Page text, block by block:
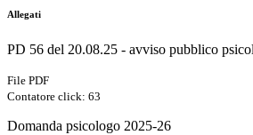
Allegati
PD 56 del 20.08.25 - avviso pubblico
File PDF
Contatore click: 63
Domanda psicologo 2025-26